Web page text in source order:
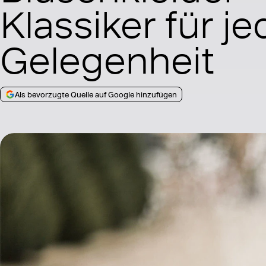
Klassiker für
Gelegenheit
Als bevorzugte Quelle auf Google hinzufügen